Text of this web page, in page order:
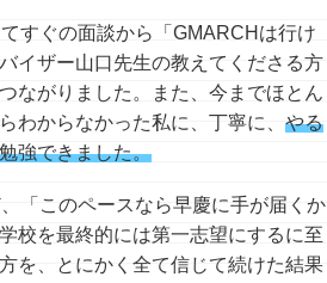
すぐの面談から「GMARCHは行け
イザー山口先生の教えてくださる方
ながりました。また、今までほとん
わからなかった私に、丁寧に、 やる
強できました。
「このペースなら早慶に手が届くか
校を最終的には第一志望にするに至
を、とにかく全て信じて続けた結果